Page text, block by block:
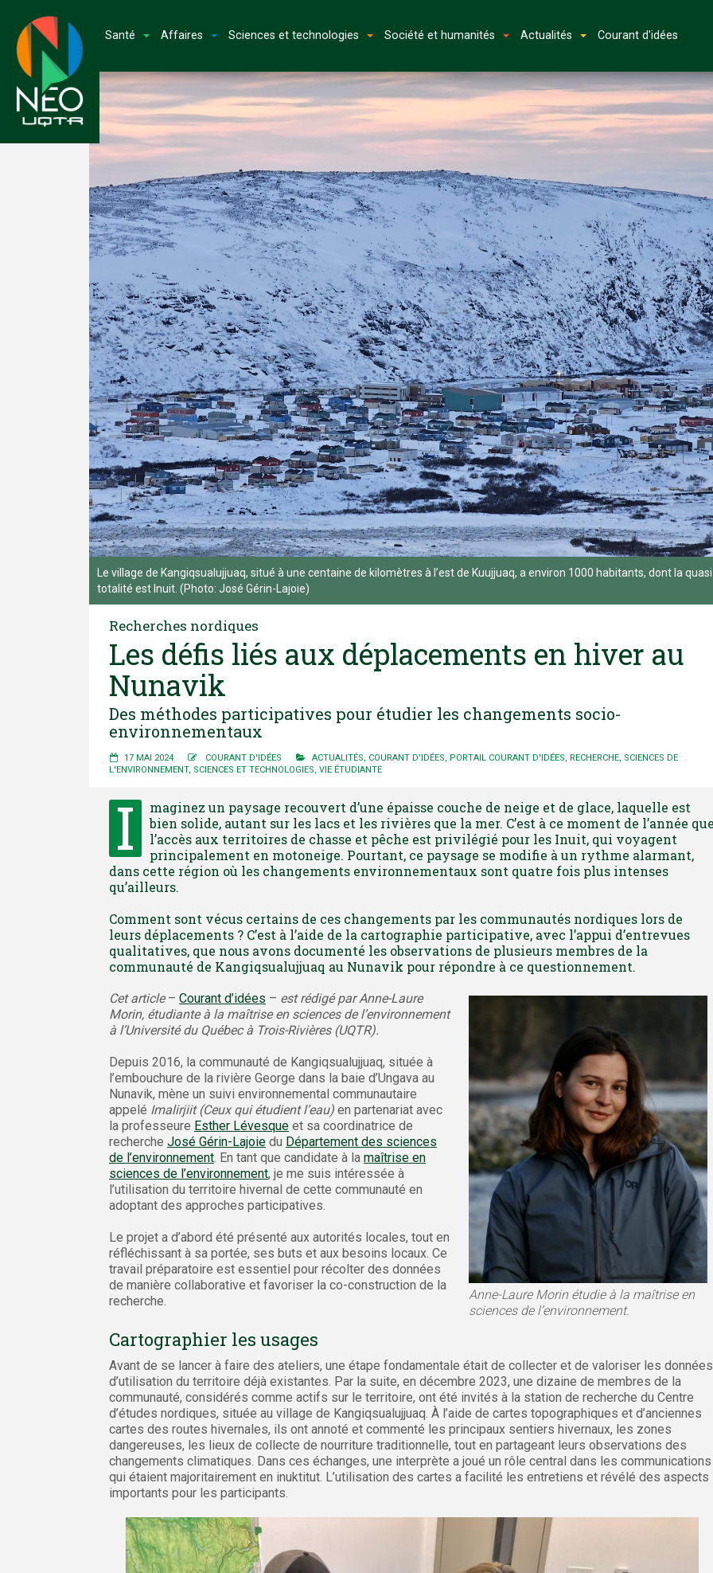
Santé Affaires Sciences et technologies Société et humanités Actualités Courant d'idées
Le village de Kangiqsualujjuaq, situé à une centaine de kilomètres à l’est de Kuujjuaq, a environ 1000 habitants, dont la
totalité est Inuit. (Photo: José Gérin-Lajoie)
Recherches nordiques
Les défis liés aux déplacements en hiver au
Nunavik
Des méthodes participatives pour étudier les changements socio-
environnementaux
17 MAI 2024 COURANT D'IDÉES ACTUALITÉS, COURANT D'IDÉES, PORTAIL COURANT D'IDÉES, RECHERCHE, SCIENCES DE
L'ENVIRONNEMENT, SCIENCES ET TECHNOLOGIES, VIE ÉTUDIANTE
I
maginez un paysage recouvert d’une épaisse couche de neige et de glace, laquelle est
bien solide, autant sur les lacs et les rivières que la mer. C’est à ce moment de l’année
l’accès aux territoires de chasse et pêche est privilégié pour les Inuit, qui voyagent
principalement en motoneige. Pourtant, ce paysage se modifie à un rythme alarmant,
dans cette région où les changements environnementaux sont quatre fois plus intenses
qu’ailleurs.
Comment sont vécus certains de ces changements par les communautés nordiques lors de
leurs déplacements ? C’est à l’aide de la cartographie participative, avec l’appui d’entrevues
qualitatives, que nous avons documenté les observations de plusieurs membres de la
communauté de Kangiqsualujjuaq au Nunavik pour répondre à ce questionnement.
Anne-Laure Morin étudie à la maîtrise en
sciences de l’environnement.
Cet article– Courant d’idées – est rédigé par Anne-Laure
Morin, étudiante à la maîtrise en sciences de l’environnement
à l’Université du Québec à Trois-Rivières (UQTR).
Depuis 2016, la communauté de Kangiqsualujjuaq, située à
l’embouchure de la rivière George dans la baie d’Ungava au
Nunavik, mène un suivi environnemental communautaire
appelé Imalirjiit (Ceux qui étudient l’eau) en partenariat avec
la professeure Esther Lévesque et sa coordinatrice de
recherche José Gérin-Lajoie du Département des sciences
de l’environnement. En tant que candidate à la maîtrise en
sciences de l’environnement, je me suis intéressée à
l’utilisation du territoire hivernal de cette communauté en
adoptant des approches participatives.
Le projet a d’abord été présenté aux autorités locales, tout en
réfléchissant à sa portée, ses buts et aux besoins locaux. Ce
travail préparatoire est essentiel pour récolter des données
de manière collaborative et favoriser la co-construction de la
recherche.
Cartographier les usages
Avant de se lancer à faire des ateliers, une étape fondamentale était de collecter et de valoriser les données
d’utilisation du territoire déjà existantes. Par la suite, en décembre 2023, une dizaine de membres de la
communauté, considérés comme actifs sur le territoire, ont été invités à la station de recherche du Centre
d’études nordiques, située au village de Kangiqsualujjuaq. À l’aide de cartes topographiques et d’anciennes
cartes des routes hivernales, ils ont annoté et commenté les principaux sentiers hivernaux, les zones
dangereuses, les lieux de collecte de nourriture traditionnelle, tout en partageant leurs observations des
changements climatiques. Dans ces échanges, une interprète a joué un rôle central dans les communications
qui étaient majoritairement en inuktitut. L’utilisation des cartes a facilité les entretiens et révélé des aspects
importants pour les participants.